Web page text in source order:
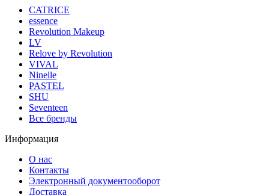
CATRICE
essence
Revolution Makeup
LV
Relove by Revolution
VIVAL
Ninelle
PASTEL
SHU
Seventeen
Все бренды
Информация
О нас
Контакты
Электронный документооборот
Доставка